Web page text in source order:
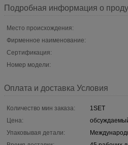
Подробная информация о
Место происхождения:
Фирменное наименование:
Сертификация:
Номер модели:
Оплата и доставка Условия
Количество мин заказа:
1SET
Цена:
Упаковывая детали: